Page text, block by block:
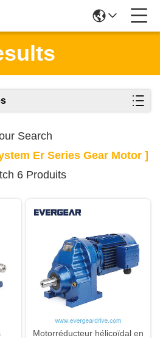
Search
Er Series Gear Motor ]
6 Produits
Motorréducteur hélicoïdal en